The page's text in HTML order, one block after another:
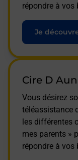
répondre à vos
Je
Cire D
Vous désirez
téléassistance
les différentes
mes parents »
répondre à vos